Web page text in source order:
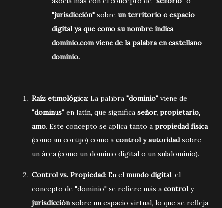
"jurisdicción" sobre un territorio o espacio
digital ya que como su nombre indica
dominio.com viene de la palabra en castellano
dominio.
Raíz etimológica: La palabra "dominio" viene de
"dominus" en latín, que significa señor, propietario,
amo. Este concepto se aplica tanto a propiedad física
(como un cortijo) como a control y autoridadsobre
un área (como un dominio digital o un subdominio).
Control vs. Propiedad: En el mundo digital, el
concepto de "dominio" se refiere más a controly
jurisdicciónsobre un espacio virtual, lo que se refleja